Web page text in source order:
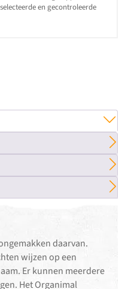
en gecontroleerde
daarvan.
wijzen op een
Er kunnen meerdere
Het Organimal